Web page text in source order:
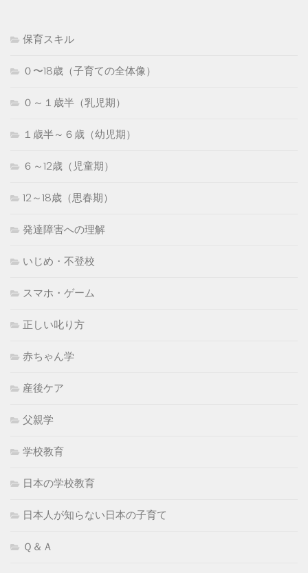
保育スキル
０〜18歳（子育ての全体像）
０～１歳半（乳児期）
１歳半～６歳（幼児期）
６～12歳（児童期）
12～18歳（思春期）
発達障害への理解
いじめ・不登校
スマホ・ゲーム
正しい叱り方
赤ちゃん学
産後ケア
父親学
学校教育
日本の学校教育
日本人が知らない日本の子育て
Ｑ＆Ａ